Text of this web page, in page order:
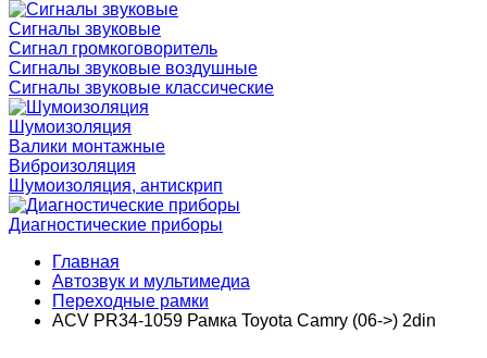
Сигналы звуковые
Сигнал громкоговоритель
Сигналы звуковые воздушные
Сигналы звуковые классические
Шумоизоляция
Валики монтажные
Виброизоляция
Шумоизоляция, антискрип
Диагностические приборы
Главная
Автозвук и мультимедиа
Переходные рамки
ACV PR34-1059 Рамка Toyota Camry (06->) 2din